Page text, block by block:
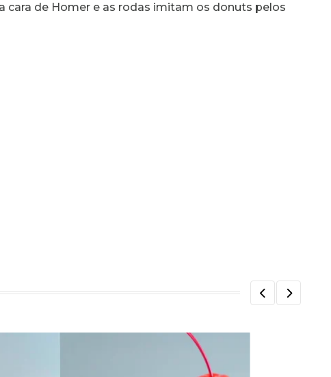
cara de Homer e as rodas imitam os donuts pelos